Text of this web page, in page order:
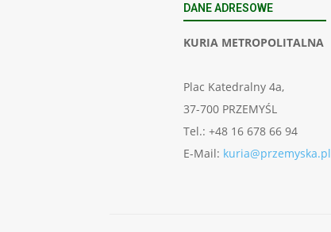
DANE ADRESOWE
KURIA METROPOLITALNA
Plac Katedralny 4a,
37-700 PRZEMYŚL
Tel.: +48 16 678 66 94
E-Mail: kuria@przemyska.pl